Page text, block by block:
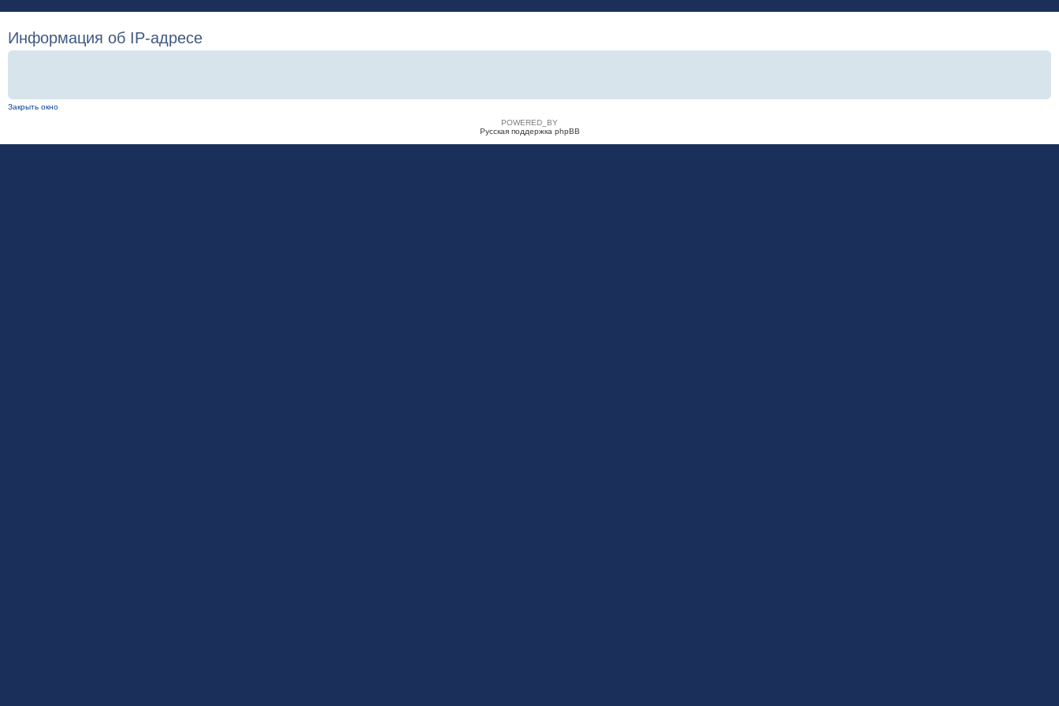
Информация об IP-адресе
Закрыть окно
POWERED_BY
Русская поддержка phpBB